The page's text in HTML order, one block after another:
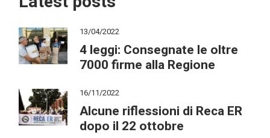
13/04/2022
4 leggi: Consegnate le oltre
7000 firme alla Regione
16/11/2022
Alcune riflessioni di Reca ER
dopo il 22 ottobre